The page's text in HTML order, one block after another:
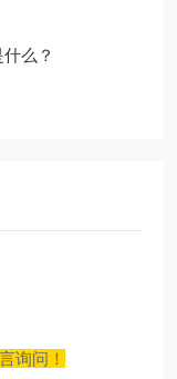
么？
询问！